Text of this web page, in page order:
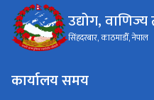
उद्योग,
सिंहदरबार, काठमाडौँ, नेपाल
कार्यालय समय